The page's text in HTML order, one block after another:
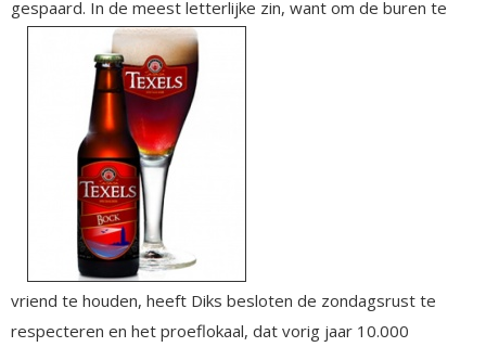
gespaard. In de meest letterlijke zin, want om de buren te
vriend te houden, heeft Diks besloten de zondagsrust te
respecteren en het proeflokaal, dat vorig jaar 10.000